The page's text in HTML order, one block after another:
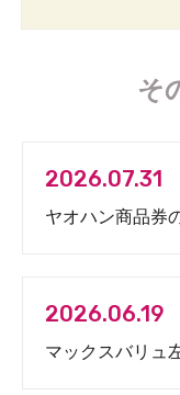
そ
2026.07.31
ヤオハン商品券
2026.06.19
マックスバリュ